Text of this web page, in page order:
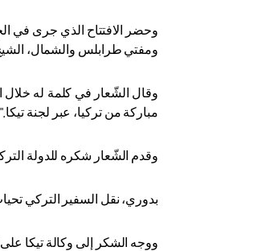
وحضر الافتتاح الذي جرى في
ومفتي طرابلس والشمال، الشيخ
وقال الشّعار في كلمة له خلال
مباركة من تركيا، عبر لجنة تيكا ".
وقدم الشّعار شكره للدولة
بدوري، نقل السفير التركي
ووجه الشكر إلى وكالة تيكا